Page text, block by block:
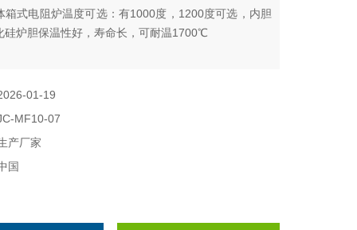
箱式电阻炉温度可选：有1000度，1200度可选，内胆
硅炉胆保温性好，寿命长，可耐温1700℃
01-19
MF10-07
产厂家
国